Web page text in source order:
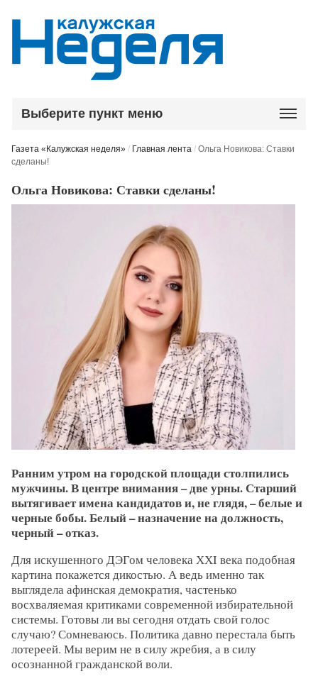
Выберите пункт меню
Газета «Калужская неделя» / Главная лента /Ольга Новикова: Ставки
сделаны!
Ольга Новикова: Ставки сделаны!
Ранним утром на городской площади столпились
мужчины. В центре внимания – две урны. Старший
вытягивает имена кандидатов и, не глядя, – белые и
черные бобы. Белый – назначение на должность,
черный – отказ.
Для искушенного ДЭГом человека ХХI века подобная
картина покажется дикостью. А ведь именно так
выглядела афинская демократия, частенько
восхваляемая критиками современной избирательной
системы. Готовы ли вы сегодня отдать свой голос
случаю? Сомневаюсь. Политика давно перестала быть
лотереей. Мы верим не в силу жребия, а в силу
осознанной гражданской воли.